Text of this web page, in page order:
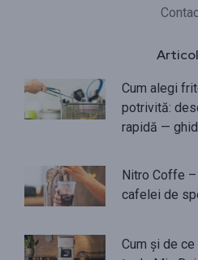
Cum alegi
potrivită:
rapidă —
Nitro Coffe
cafelei de
Cum și de